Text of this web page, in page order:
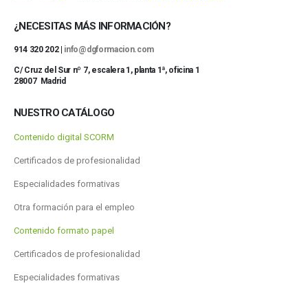
¿NECESITAS MÁS INFORMACIÓN?
914 320 202 | info@dgformacion.com
C/ Cruz del Sur nº 7, escalera 1, planta 1ª, oficina 1
28007 Madrid
NUESTRO CATÁLOGO
Contenido digital SCORM
Certificados de profesionalidad
Especialidades formativas
Otra formación para el empleo
Contenido formato papel
Certificados de profesionalidad
Especialidades formativas